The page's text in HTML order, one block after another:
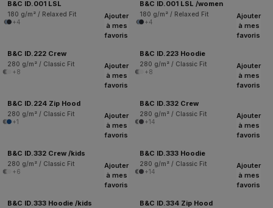
B&C ID.001 LSL
180 g/m² / Relaxed Fit
+4
B&C ID.001 LSL /women
180 g/m² / Relaxed Fit
+4
Ajouter
à mes
favoris
B&C ID.222 Crew
280 g/m² / Classic Fit
+8
Ajouter
à mes
favoris
B&C ID.223 Hoodie
280 g/m² / Classic Fit
+8
Ajouter
à mes
favoris
B&C ID.224 Zip Hood
280 g/m² / Classic Fit
+1
Ajouter
à mes
favoris
B&C ID.332 Crew
280 g/m² / Classic Fit
+14
Ajouter
à mes
favoris
B&C ID.332 Crew /kids
280 g/m² / Classic Fit
+6
Ajouter
à mes
favoris
B&C ID.333 Hoodie
280 g/m² / Classic Fit
+14
Ajouter
à mes
favoris
B&C ID.333 Hoodie /kids
Ajouter
à mes
favoris
B&C ID.334 Zip Hood